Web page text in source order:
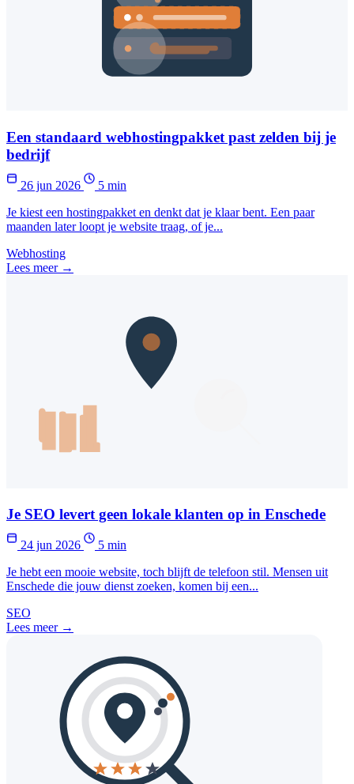
Een standaard webhostingpakket past zelden bij je
bedrijf
26 jun 2026
5 min
Je kiest een hostingpakket en denkt dat je klaar bent. Een paar
maanden later loopt je website traag, of je...
Webhosting
Lees meer →
Je SEO levert geen lokale klanten op in Enschede
24 jun 2026
5 min
Je hebt een mooie website, toch blijft de telefoon stil. Mensen uit
Enschede die jouw dienst zoeken, komen bij een...
SEO
Lees meer →